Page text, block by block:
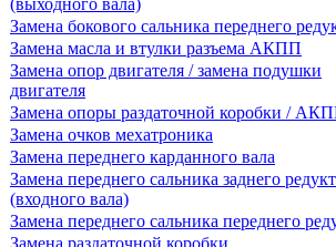
(выходного вала)
Замена бокового сальника переднего
Замена масла и втулки разъема АКПП
Замена опор двигателя / замена подушки
двигателя
Замена опоры раздаточной коробки /
Замена очков мехатроника
Замена переднего карданного вала
Замена переднего сальника заднего
(входного вала)
Замена переднего сальника переднего
Замена раздаточной коробки